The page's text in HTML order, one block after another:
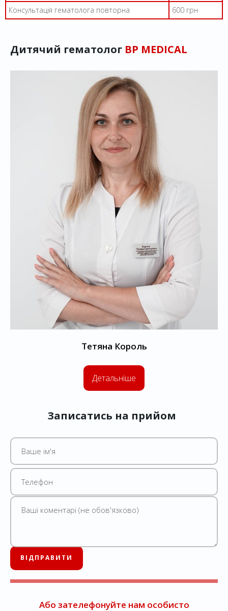
Консультація гематолога повторна 600 грн
Дитячий гематолог BP MEDICAL
Тетяна Король
Детальніше
Записатись на прийом
Або зателефонуйте нам особисто